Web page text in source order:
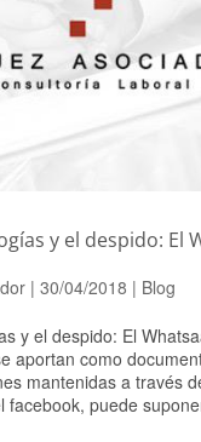
y el despido: El
| 30/04/2018 | Blog
y el despido: El
aportan como
mantenidas a través
facebook, puede